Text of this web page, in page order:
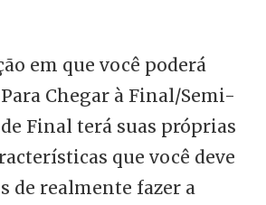
em que você poderá
Chegar à Final/Semi-
Final terá suas próprias
que você deve
de realmente fazer a